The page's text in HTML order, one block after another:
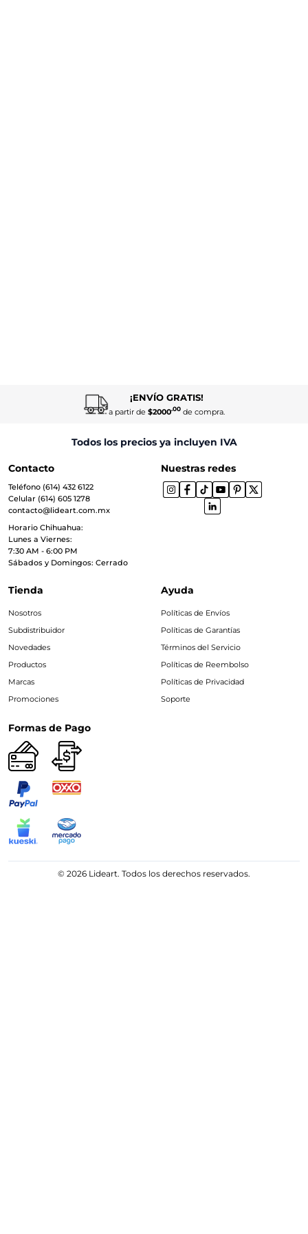
¡ENVÍO GRATIS!
a partir de $2000.00de compra.
Todos los precios ya incluyen IVA
Contacto
Teléfono (614) 432 6122
Celular (614) 605 1278
contacto@lideart.com.mx
Horario Chihuahua:
Lunes a Viernes:
7:30 AM - 6:00 PM
Sábados y Domingos: Cerrado
Nuestras redes
Tienda
Nosotros
Subdistribuidor
Novedades
Productos
Marcas
Promociones
Ayuda
Políticas de Envíos
Políticas de Garantías
Términos del Servicio
Políticas de Reembolso
Políticas de Privacidad
Soporte
Formas de Pago
© 2026 Lideart. Todos los derechos reservados.